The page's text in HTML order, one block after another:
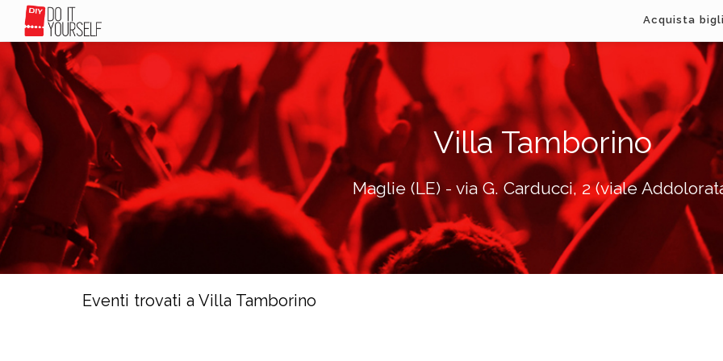
Acquista
Villa Tamborino
Maglie (LE) - via G. Carducci, 2 (viale
Eventi trovati a Villa Tamborino